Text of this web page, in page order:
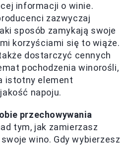
informacji o winie.
zazwyczaj
sposób zamykają swoje
korzyściami się to wiąże.
dostarczyć cennych
pochodzenia winorośli,
istotny element
napoju.
przechowywania
tym, jak zamierzasz
wino. Gdy wybierzesz